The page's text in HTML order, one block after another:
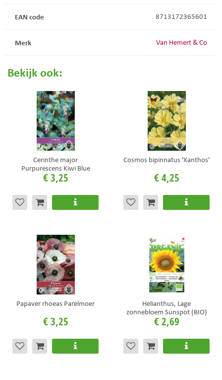
EAN code 8713172365601
Merk Van Hemert & Co
Bekijk ook:
Cerinthe major
Purpurescens Kiwi Blue
€3,25
Cosmos bipinnatus 'Xanthos'
€4,25
Papaver rhoeas Parelmoer
€3,25
Helianthus, Lage
zonnebloem Sunspot (BIO)
€2,69